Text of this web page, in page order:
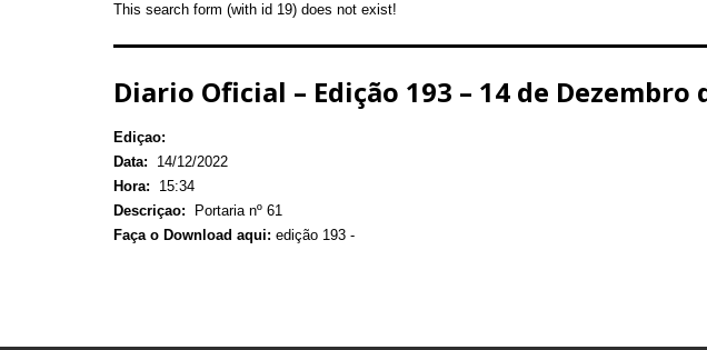
This search form (with id 19) does not exist!
Diario Oficial – Edição 193 – 14 de Dezembro
Ediçao:
Data:
14/12/2022
Hora:
15:34
Descriçao:
Portaria nº 61
Faça o Download aqui: edição 193 -